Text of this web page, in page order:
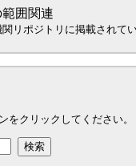
囲関連
リポジトリに掲載されて
をクリックしてください。